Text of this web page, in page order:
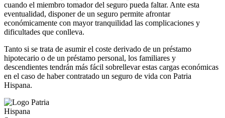
cuando el miembro tomador del seguro pueda faltar. Ante esta
eventualidad, disponer de un seguro permite afrontar
económicamente con mayor tranquilidad las complicaciones y
dificultades que conlleva.
Tanto si se trata de asumir el coste derivado de un préstamo
hipotecario o de un préstamo personal, los familiares y
descendientes tendrán más fácil sobrellevar estas cargas económicas
en el caso de haber contratado un seguro de vida con Patria
Hispana.